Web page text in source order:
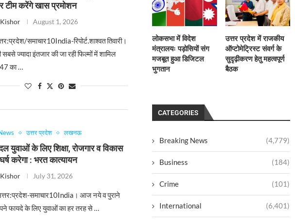
करेंगे खास प्रमोशन
August 1, 2026
समाचार10India-रिपोर्ट.शाश्वत तिवारी।
ज्यादा इंतजार की जा रही फिल्मों में शामिल
का …
उत्तर प्रदेश लखनऊ
युवाओं के लिए शिक्षा, रोजगार व विकास
करेगा : भरत कात्यायन
July 31, 2026
समाचार10India। आज नये व पुराने
फायदे के लिए युवाओं का हर तरह से …
लोकसभा में विदेश
मंत्रालयः पड़ोसियों संग
मजबूत हुआ डिजिटल
भुगतान
उत्तर प्रदेश में राजकीय
ऑप्टोमेट्रिस्ट संवर्ग के
सुदृढ़ीकरण हेतु महत्वपूर्ण
बैठक
CATEGORIES
Breaking News (4,779)
Business (184)
Crime (101)
International (6,401)